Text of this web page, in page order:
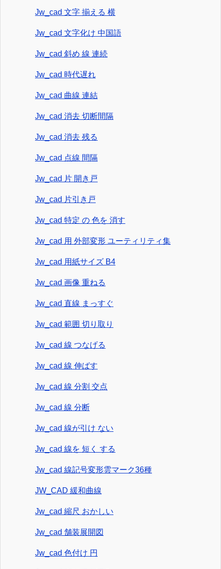
Jw_cad 文字 揃える 横
Jw_cad 文字化け 中国語
Jw_cad 斜め 線 連続
Jw_cad 時代遅れ
Jw_cad 曲線 連結
Jw_cad 消去 切断間隔
Jw_cad 消去 残る
Jw_cad 点線 間隔
Jw_cad 片 開き戸
Jw_cad 片引き戸
Jw_cad 特定 の 色を 消す
Jw_cad 用 外部変形 ユーティリティ集
Jw_cad 用紙サイズ B4
Jw_cad 画像 重ねる
Jw_cad 直線 まっすぐ
Jw_cad 範囲 切り取り
Jw_cad 線 つなげる
Jw_cad 線 伸ばす
Jw_cad 線 分割 交点
Jw_cad 線 分断
Jw_cad 線が引け ない
Jw_cad 線を 短く する
Jw_cad 線記号変形雲マーク36種
JW_CAD 緩和曲線
Jw_cad 縮尺 おかしい
Jw_cad 舗装展開図
Jw_cad 色付け 円